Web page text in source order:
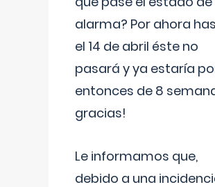
alarma? Por ahora
el 14 de abril éste no
pasará y ya estaría
entonces de 8
gracias!
Le informamos que,
debido a una